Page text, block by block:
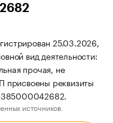
25.03.2026,
вид деятельности:
прочая, не
присвоены реквизиты
источников.